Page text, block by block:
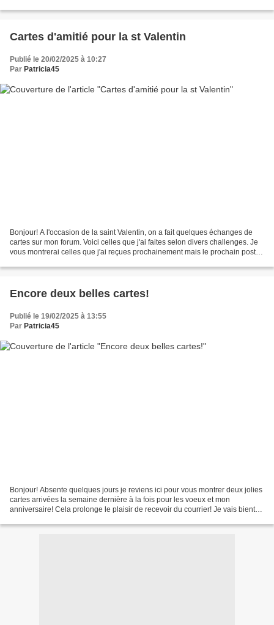
Cartes d'amitié pour la st Valentin
Publié le 20/02/2025 à 10:27
Par Patricia45
Bonjour! A l'occasion de la saint Valentin, on a fait quelques échanges de
cartes sur mon forum. Voici celles que j'ai faites selon divers challenges. Je
vous montrerai celles que j'ai reçues prochainement mais le prochain post
Encore deux belles cartes!
Publié le 19/02/2025 à 13:55
Par Patricia45
Bonjour! Absente quelques jours je reviens ici pour vous montrer deux jolies
cartes arrivées la semaine dernière à la fois pour les voeux et mon
anniversaire! Cela prolonge le plaisir de recevoir du courrier! Je vais bientôt